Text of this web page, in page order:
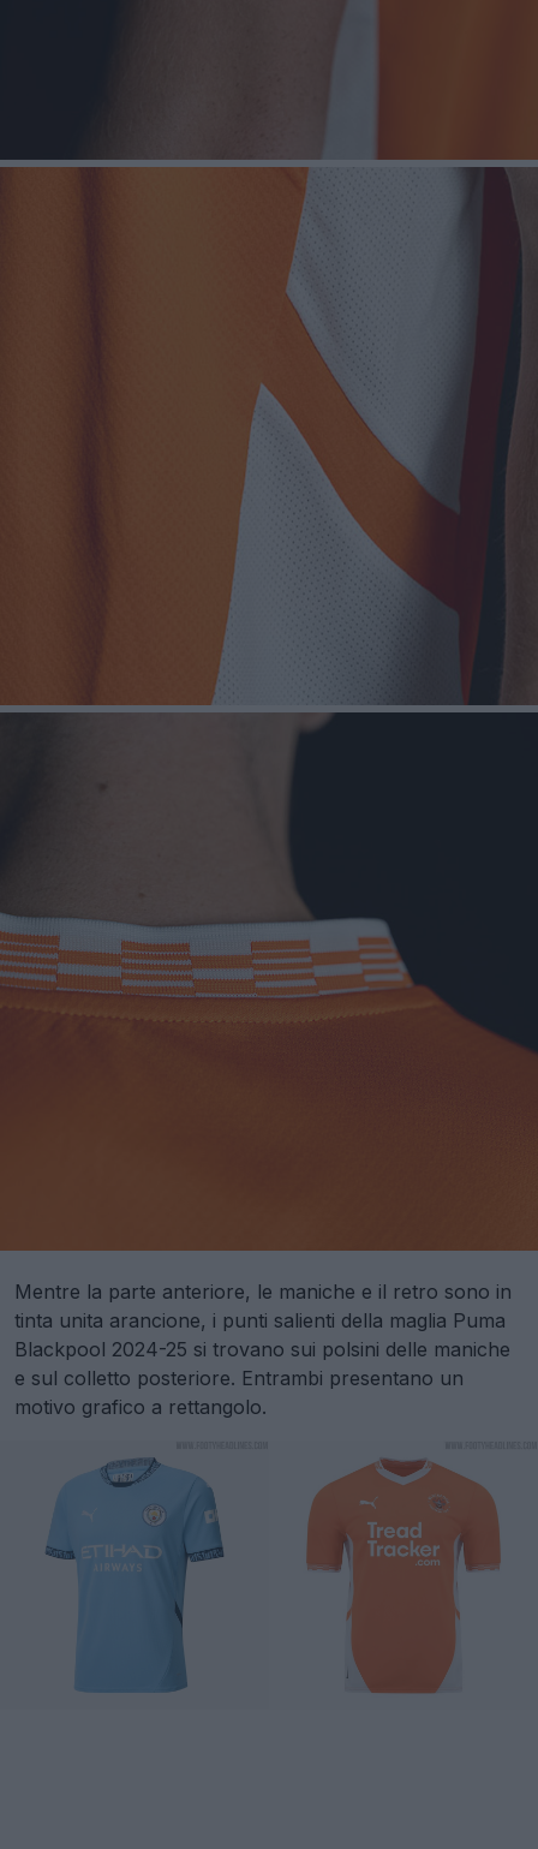
Mentre la parte anteriore, le maniche e il retro sono in
tinta unita arancione, i punti salienti della maglia Puma
Blackpool 2024-25 si trovano sui polsini delle maniche
e sul colletto posteriore. Entrambi presentano un
motivo grafico a rettangolo.